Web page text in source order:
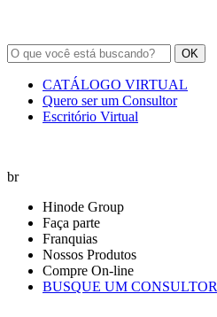
OK
CATÁLOGO VIRTUAL
Quero ser um Consultor
Escritório Virtual
br
Hinode Group
Faça parte
Franquias
Nossos Produtos
Compre On-line
BUSQUE UM CONSULTOR